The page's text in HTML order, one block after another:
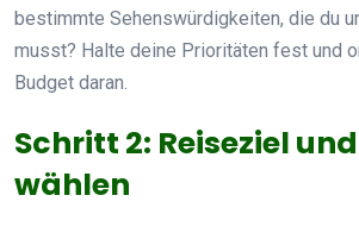
bestimmte Sehenswürdigkeiten, die du
musst? Halte deine Prioritäten fest und
Budget daran.
Schritt 2: Reiseziel
wählen